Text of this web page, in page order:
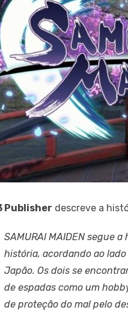
Publisher descreve a
SAMURAI MAIDEN segue
história, acordando ao
Japão. Os dois se
de espadas como um
de proteção do mal pelo